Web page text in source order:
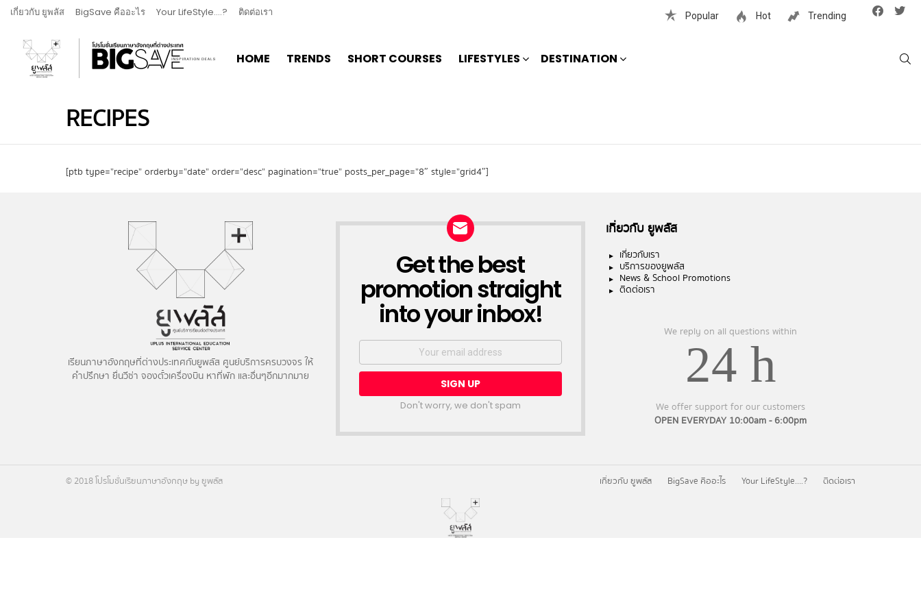
เกี่ยวกับ ยูพลัส BigSave คืออะไร Your LifeStyle….? ติดต่อเรา Popular Hot Trending
Facebook
HOME TRENDS SHORT COURSES LIFESTYLES DESTINATION
RECIPES
[ptb type=”recipe” orderby=”date” order=”desc” pagination=”true” posts_per_page=”8″ style=”grid4″]
เรียนภาษาอังกฤษที่ต่างประเทศกับยูพลัส ศูนย์บริการครบวงจร ให้
คำปรึกษา ยื่นวีซ่า จองตั๋วเครื่องบิน หาที่พัก และอื่นๆอีกมากมาย
NEWSLETTER
Get the best
promotion straight
into your inbox!
Email
Don't worry, we don't spam
เกี่ยวกับ ยูพลัส
เกี่ยวกับเรา
บริการของยูพลัส
News & School Promotions
ติดต่อเรา
We reply on all questions within
24 h
We offer support for our customers
OPEN EVERYDAY 10:00am - 6:00pm
© 2018 โปรโมชั่นเรียนภาษาอังกฤษ by ยูพลัส เกี่ยวกับ ยูพลัส BigSave คืออะไร Your LifeStyle….? ติดต่อเรา